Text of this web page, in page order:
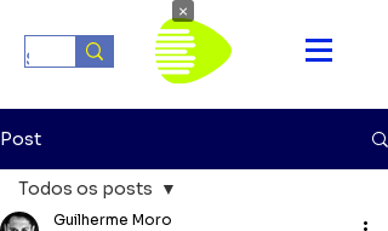
Post
Todos os posts
Guilherme Moro
×